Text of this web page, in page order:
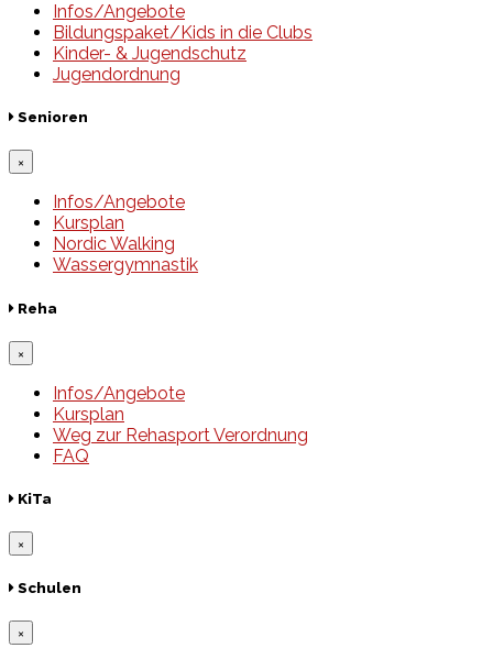
Infos/Angebote
Bildungspaket/Kids in die Clubs
Kinder- & Jugendschutz
Jugendordnung
Senioren
×
Infos/Angebote
Kursplan
Nordic Walking
Wassergymnastik
Reha
×
Infos/Angebote
Kursplan
Weg zur Rehasport Verordnung
FAQ
KiTa
×
Schulen
×